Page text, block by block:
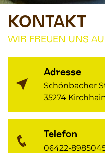
KONTAKT
WIR FREUEN UNS
Adresse
Schönbacher
35274 Kirchhain
Telefon
06422-